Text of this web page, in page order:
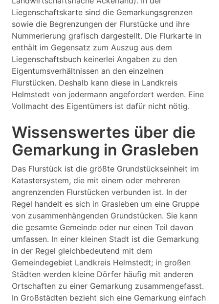
Liegenschaftskarte sind die Gemarkungsgrenzen
sowie die Begrenzungen der Flurstücke und ihre
Nummerierung grafisch dargestellt. Die Flurkarte in
enthält im Gegensatz zum Auszug aus dem
Liegenschaftsbuch keinerlei Angaben zu den
Eigentumsverhältnissen an den einzelnen
Flurstücken. Deshalb kann diese in Landkreis
Helmstedt von jedermann angefordert werden. Eine
Vollmacht des Eigentümers ist dafür nicht nötig.
Wissenswertes über die
Gemarkung in Grasleben
Das Flurstück ist die größte Grundstückseinheit im
Katastersystem, die mit einem oder mehreren
angrenzenden Flurstücken verbunden ist. In der
Regel handelt es sich in Grasleben um eine Gruppe
von zusammenhängenden Grundstücken. Sie kann
die gesamte Gemeinde oder nur einen Teil davon
umfassen. In einer kleinen Stadt ist die Gemarkung
in der Regel gleichbedeutend mit dem
Gemeindegebiet Landkreis Helmstedt; in großen
Städten werden kleine Dörfer häufig mit anderen
Ortschaften zu einer Gemarkung zusammengefasst.
In Großstädten bezieht sich eine Gemarkung einfach